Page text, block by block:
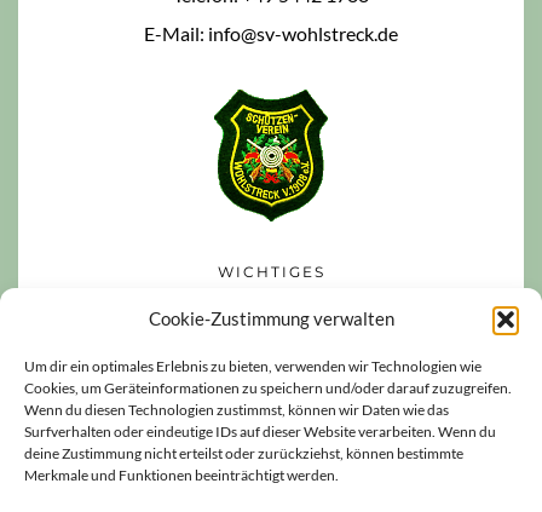
Cookie-Zustimmung verwalten
Um dir ein optimales Erlebnis zu bieten, verwenden wir Technologien wie
Cookies, um Geräteinformationen zu speichern und/oder darauf zuzugreifen.
Wenn du diesen Technologien zustimmst, können wir Daten wie das
Surfverhalten oder eindeutige IDs auf dieser Website verarbeiten. Wenn du
deine Zustimmung nicht erteilst oder zurückziehst, können bestimmte
Merkmale und Funktionen beeinträchtigt werden.
E-Mail: info@sv-wohlstreck.de
WICHTIGES
Datenschutzerklärung
Impressum
Haftungsausschluss
Cookie-Richtlinie (EU)